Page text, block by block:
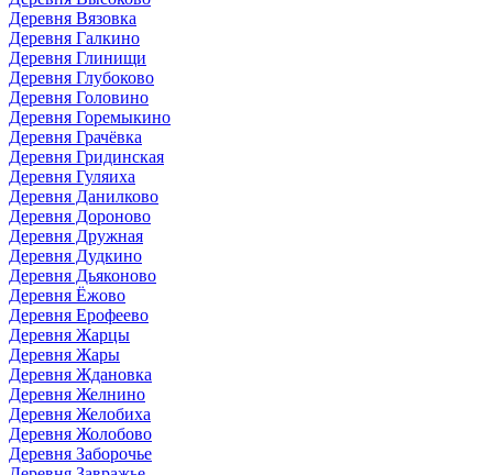
Деревня Вязовка
Деревня Галкино
Деревня Глинищи
Деревня Глубоково
Деревня Головино
Деревня Горемыкино
Деревня Грачёвка
Деревня Гридинская
Деревня Гуляиха
Деревня Данилково
Деревня Дороново
Деревня Дружная
Деревня Дудкино
Деревня Дьяконово
Деревня Ёжово
Деревня Ерофеево
Деревня Жарцы
Деревня Жары
Деревня Ждановка
Деревня Желнино
Деревня Желобиха
Деревня Жолобово
Деревня Заборочье